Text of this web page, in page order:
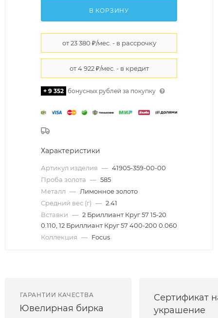
В КОРЗИНУ
+ 9 352 бонусных рублей за покупку
Характеристики
Артикул изделия — 41905-359-00-00
Проба золота — 585
Металл — Лимонное золото
Средний вес (г) — 2.41
Вставки — 2 Бриллиант Круг 57 15-20
0.110, 12 Бриллиант Круг 57 400-200 0.060
Коллекция — Focus
ГАРАНТИИ КАЧЕСТВА
Ювелирная бирка
Сертификат
украшение